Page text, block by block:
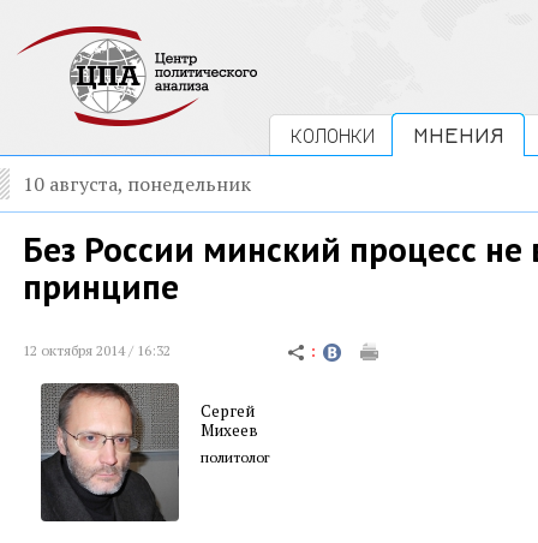
КОЛОНКИ МНЕНИЯ
10 августа, понедельник
Без России минский процесс
принципе
12 октября 2014 / 16:32
Сергей
Михеев
политолог